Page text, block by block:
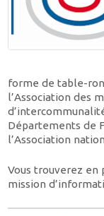
forme de table-
l’Association des
Départements de
l’Association
Vous trouverez
mission